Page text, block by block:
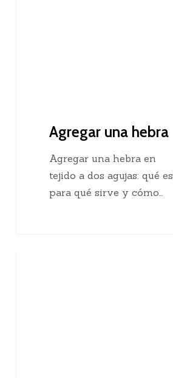
Agregar una hebra
Agregar una hebra en
tejido a dos agujas: qué es,
para qué sirve y cómo…